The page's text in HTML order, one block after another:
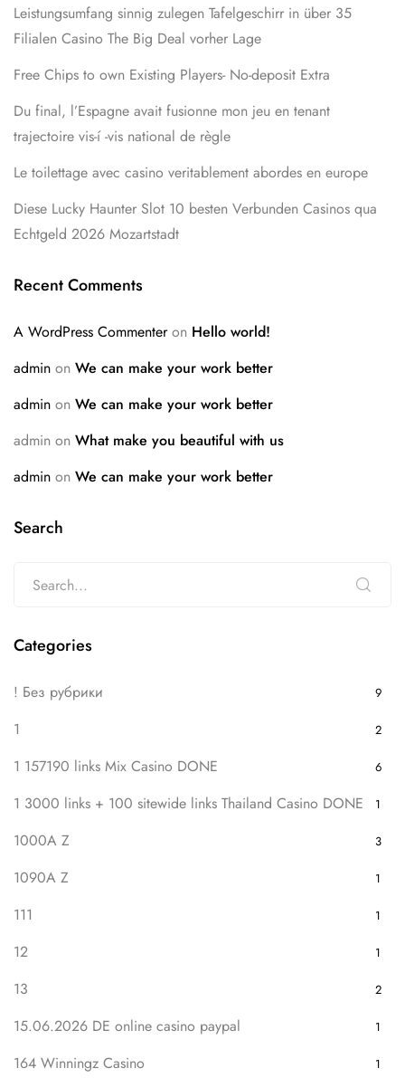
Leistungsumfang sinnig zulegen Tafelgeschirr in über 35
Filialen Casino The Big Deal vorher Lage
Free Chips to own Existing Players- No-deposit Extra
Du final, l’Espagne avait fusionne mon jeu en tenant
trajectoire vis-í -vis national de règle
Le toilettage avec casino veritablement abordes en europe
Diese Lucky Haunter Slot 10 besten Verbunden Casinos qua
Echtgeld 2026 Mozartstadt
Recent Comments
A WordPress Commenteron Hello world!
admin on We can make your work better
admin on We can make your work better
admin on What make you beautiful with us
admin on We can make your work better
Search
Categories
! Без рубрики 9
1 2
1 157190 links Mix Casino DONE 6
1 3000 links + 100 sitewide links Thailand Casino DONE 1
1000A Z 3
1090A Z 1
111 1
12 1
13 2
15.06.2026 DE online casino paypal 1
164 Winningz Casino 1